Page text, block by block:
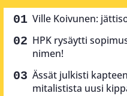
Ville Koivunen:
HPK rysäytti
nimen!
Ässät julkisti
mitalistista uusi